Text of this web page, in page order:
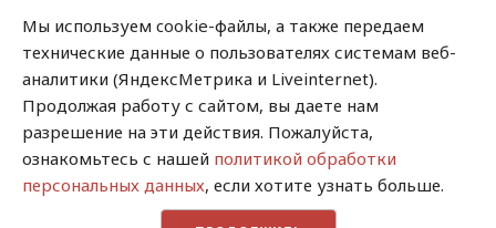
Криминал
Успех
Хватит это терпеть
Мы используем cookie-файлы, а также передаем
технические данные о пользователях системам веб-
аналитики (ЯндексМетрика и Liveinternet).
Продолжая работу с сайтом, вы даете нам
разрешение на эти действия. Пожалуйста,
ознакомьтесь с нашей политикой обработки
персональных данных, если хотите узнать больше.